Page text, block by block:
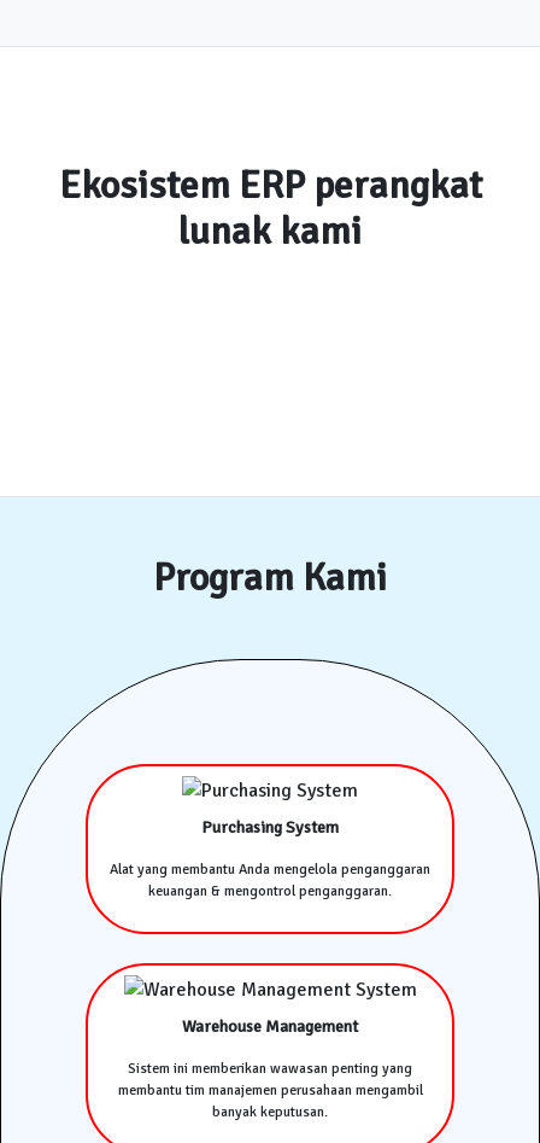
Ekosistem ERP perangkat
lunak kami
Program Kami
Purchasing System
Alat yang membantu Anda mengelola penganggaran
keuangan & mengontrol penganggaran.
Warehouse Management
Sistem ini memberikan wawasan penting yang
membantu tim manajemen perusahaan mengambil
banyak keputusan.